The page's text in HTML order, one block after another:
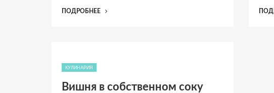
н
ПОДРОБНЕЕ
“СРЕДСТВО
КУЛИНАРИЯ
Вишня в собственном соку